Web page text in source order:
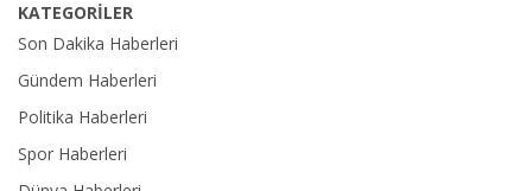
KATEGORİLER
Son Dakika Haberleri
Gündem Haberleri
Politika Haberleri
Spor Haberleri